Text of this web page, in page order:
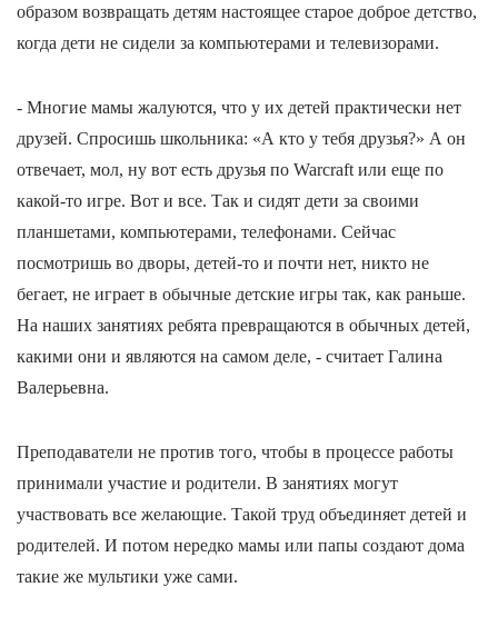
образом возвращать детям настоящее старое доброе детство,
когда дети не сидели за компьютерами и телевизорами.
- Многие мамы жалуются, что у их детей практически нет
друзей. Спросишь школьника: «А кто у тебя друзья?» А он
отвечает, мол, ну вот есть друзья по Warcraft или еще по
какой-то игре. Вот и все. Так и сидят дети за своими
планшетами, компьютерами, телефонами. Сейчас
посмотришь во дворы, детей-то и почти нет, никто не
бегает, не играет в обычные детские игры так, как раньше.
На наших занятиях ребята превращаются в обычных детей,
какими они и являются на самом деле, - считает Галина
Валерьевна.
Преподаватели не против того, чтобы в процессе работы
принимали участие и родители. В занятиях могут
участвовать все желающие. Такой труд объединяет детей и
родителей. И потом нередко мамы или папы создают дома
такие же мультики уже сами.